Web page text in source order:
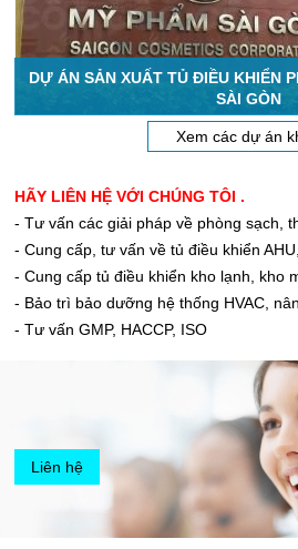
DỰ ÁN SẢN XUẤT TỦ ĐIỀU KHIỂN
SÀI GÒN
Xem các dự án
HÃY LIÊN HỆ VỚI CHÚNG TÔI .
- Tư vấn các giải pháp về phòng sạch,
- Cung cấp, tư vấn về tủ điều khiển
- Cung cấp tủ điều khiển kho lạnh, kho
- Bảo trì bảo dưỡng hệ thống HVAC,
- Tư vấn GMP, HACCP, ISO
Liên hệ